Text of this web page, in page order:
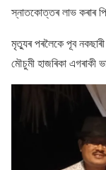
স্নাতকোত্তৰ লাভ কৰাৰ
মৃত্যুৰ পৰলৈকে পূব নকছাৰী
মৌচুমী হাজৰিকা এগৰাকী